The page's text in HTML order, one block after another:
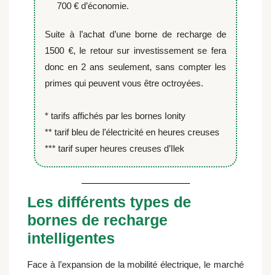
700 € d’économie.
Suite à l’achat d’une borne de recharge de
1500 €, le retour sur investissement se fera
donc en 2 ans seulement, sans compter les
primes qui peuvent vous être octroyées.
* tarifs affichés par les bornes Ionity
** tarif bleu de l’électricité en heures creuses
*** tarif super heures creuses d’Ilek
Les différents types de
bornes de recharge
intelligentes
Face à l’expansion de la mobilité électrique, le marché